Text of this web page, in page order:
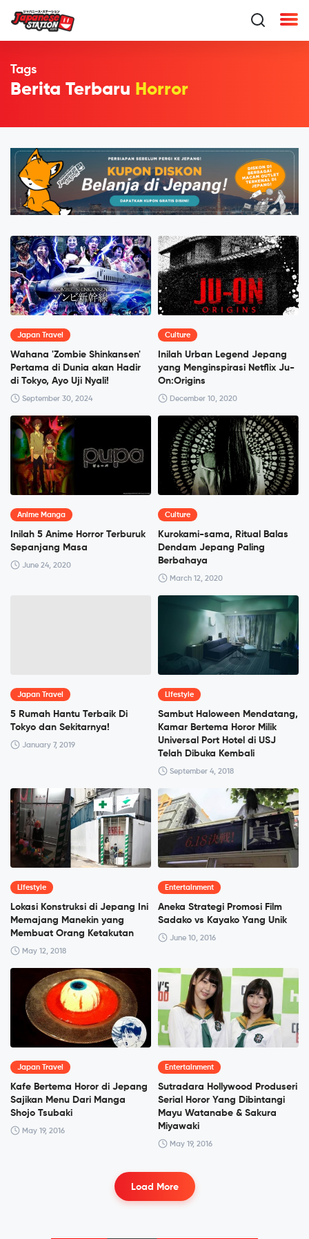
Tags
Berita Terbaru Horror
Japan Travel
Wahana 'Zombie Shinkansen'
Pertama di Dunia akan Hadir
di Tokyo, Ayo Uji Nyali!
September 30, 2024
Culture
Inilah Urban Legend Jepang
yang Menginspirasi Netflix Ju-
On:Origins
December 10, 2020
Anime Manga
Inilah 5 Anime Horror Terburuk
Sepanjang Masa
June 24, 2020
Culture
Kurokami-sama, Ritual Balas
Dendam Jepang Paling
Berbahaya
March 12, 2020
Japan Travel
5 Rumah Hantu Terbaik Di
Tokyo dan Sekitarnya!
January 7, 2019
Lifestyle
Sambut Haloween Mendatang,
Kamar Bertema Horor Milik
Universal Port Hotel di USJ
Telah Dibuka Kembali
September 4, 2018
Lifestyle
Lokasi Konstruksi di Jepang Ini
Memajang Manekin yang
Membuat Orang Ketakutan
May 12, 2018
Entertainment
Aneka Strategi Promosi Film
Sadako vs Kayako Yang Unik
June 10, 2016
Japan Travel
Kafe Bertema Horor di Jepang
Sajikan Menu Dari Manga
Shojo Tsubaki
May 19, 2016
Entertainment
Sutradara Hollywood Produseri
Serial Horor Yang Dibintangi
Mayu Watanabe & Sakura
Miyawaki
May 19, 2016
Load More